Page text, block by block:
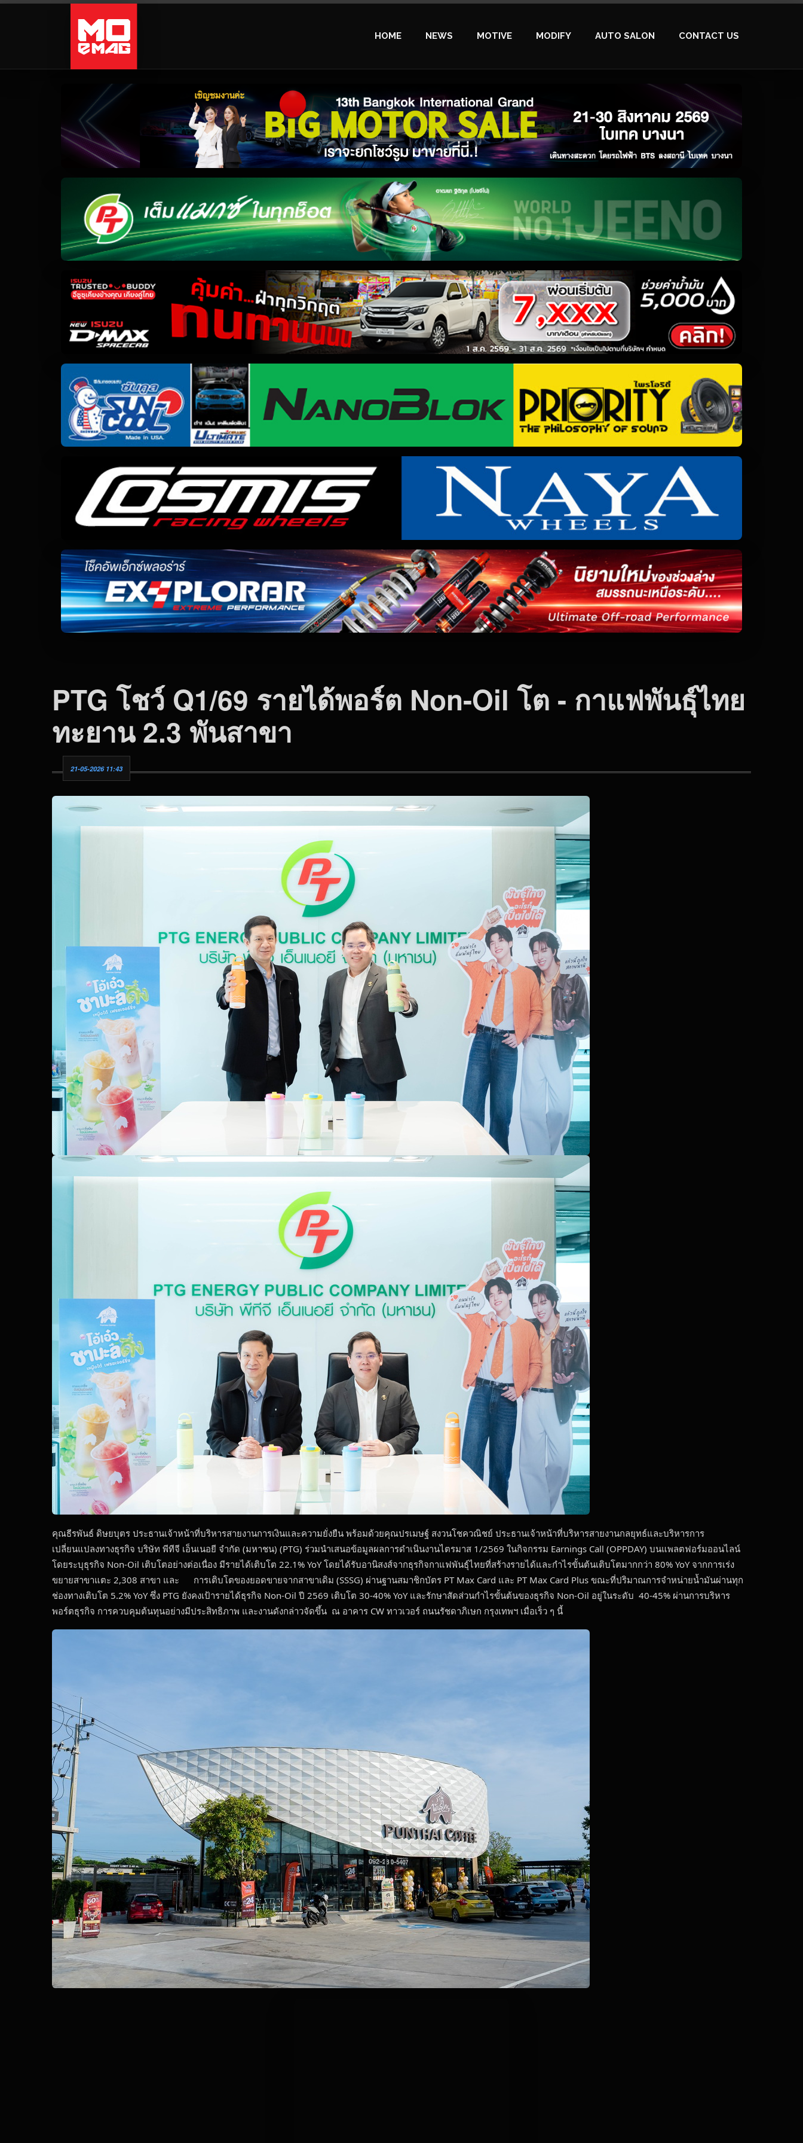
HOME NEWS MOTIVE MODIFY AUTO SALON CONTACT US
PTG โชว์ Q1/69 รายได้พอร์ต Non-Oil โต - กาแฟพันธุ์ไทย
ทะยาน 2.3 พันสาขา
21-05-2026 11:43
คุณธีรพันธ์ ดิษยบุตร ประธานเจ้าหน้าที่บริหารสายงานการเงินและความยั่งยืน พร้อมด้วยคุณปรเมษฐ์ สงวนโชควณิชย์ ประธานเจ้าหน้าที่บริหารสายงานกลยุทธ์และบริหารการ
เปลี่ยนแปลงทางธุรกิจ บริษัท พีทีจี เอ็นเนอยี จำกัด (มหาชน) (PTG) ร่วมนำเสนอข้อมูลผลการดำเนินงานไตรมาส 1/2569 ในกิจกรรม Earnings Call (OPPDAY) บนแพลตฟอร์มออนไลน์
โดยระบุธุรกิจ Non-Oil เติบโตอย่างต่อเนื่อง มีรายได้เติบโต 22.1% YoY โดยได้รับอานิสงส์จากธุรกิจกาแฟพันธุ์ไทยที่สร้างรายได้และกำไรขั้นต้นเติบโตมากกว่า 80% YoY จากการเร่ง
ขยายสาขาแตะ 2,308 สาขา และ การเติบโตของยอดขายจากสาขาเดิม (SSSG) ผ่านฐานสมาชิกบัตร PT Max Card และ PT Max Card Plus ขณะที่ปริมาณการจำหน่ายน้ำมันผ่านทุก
ช่องทางเติบโต 5.2% YoY ซึ่ง PTG ยังคงเป้ารายได้ธุรกิจ Non-Oil ปี 2569 เติบโต 30-40% YoY และรักษาสัดส่วนกำไรขั้นต้นของธุรกิจ Non-Oil อยู่ในระดับ 40-45% ผ่านการบริหาร
พอร์ตธุรกิจ การควบคุมต้นทุนอย่างมีประสิทธิภาพ และงานดังกล่าวจัดขึ้น ณ อาคาร CW ทาวเวอร์ ถนนรัชดาภิเษก กรุงเทพฯ เมื่อเร็ว ๆ นี้